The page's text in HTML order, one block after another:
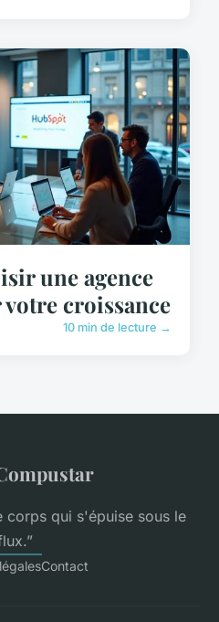
une agence
croissance
10 min de lecture →
corps qui s'épuise sous le
Contact